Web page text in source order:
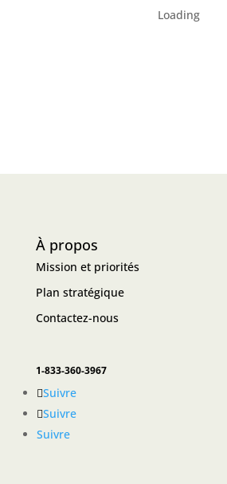
Loading
À propos
Mission et priorités
Plan stratégique
Contactez-nous
1-833-360-3967
Suivre
Suivre
Suivre